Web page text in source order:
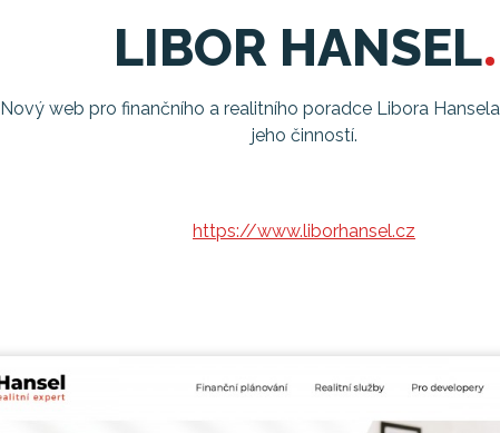
LIBOR HANSEL
Nový web pro finančního a realitního poradce Libora
jeho činností.
https://www.liborhansel.cz